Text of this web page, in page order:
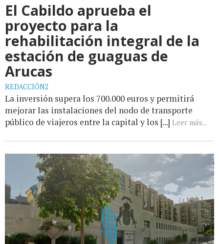
El Cabildo aprueba el
proyecto para la
rehabilitación integral de la
estación de guaguas de
Arucas
REDACCIÓN2
La inversión supera los 700.000 euros y permitirá
mejorar las instalaciones del nodo de transporte
público de viajeros entre la capital y los [...] Leer más...